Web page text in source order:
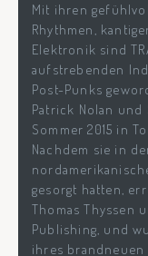
Mit ihren
Rhythmen,
Elektronik sind
aufstrebenden
Post-Punks
Patrick Nolan und
Sommer 2015 in
Nachdem sie in
gesorgt hatten,
Thomas Thyssen
Publishing, und
ihres brandneuen